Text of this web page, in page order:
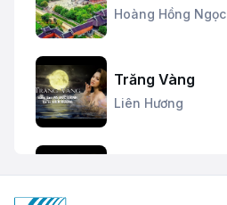
Hoàng Hồng Ngọc
Trăng Vàng
Liên Hương